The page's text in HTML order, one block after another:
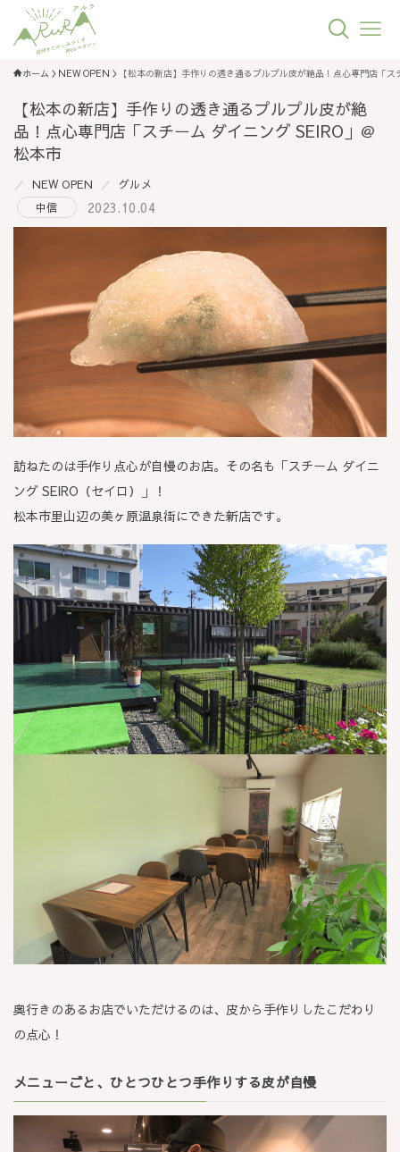
ホーム NEW OPEN 【松本の新店】手作りの透き通るプルプル皮が絶品！点心専門店「
【松本の新店】手作りの透き通るプルプル皮が絶
品！点心専門店「スチーム ダイニング SEIRO」＠
松本市
NEW OPEN
グルメ
中信
2023.10.04
訪ねたのは手作り点心が自慢のお店。その名も「スチーム ダイニ
ング SEIRO（セイロ）」！
松本市里山辺の美ヶ原温泉街にできた新店です。
奥行きのあるお店でいただけるのは、皮から手作りしたこだわり
の点心！
メニューごと、ひとつひとつ手作りする皮が自慢